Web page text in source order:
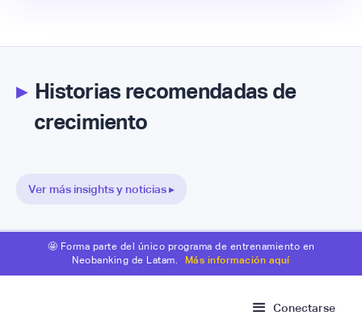
▸Historias recomendadas de
crecimiento
Ver más insights y noticias ▸
🤩 Forma parte del único programa de entrenamiento en
Neobanking de Latam.
Más información aquí
Conectarse